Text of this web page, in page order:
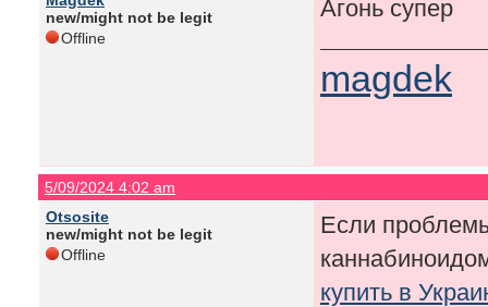
new/might not be legit
Offline
Агонь супер
magdek
5/09/2024 4:02 am
Otsosite
new/might not be legit
Offline
Если
купить в